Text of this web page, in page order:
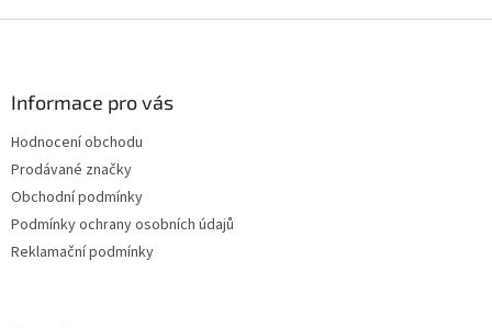
Informace pro vás
Hodnocení obchodu
Prodávané značky
Obchodní podmínky
Podmínky ochrany osobních údajů
Reklamační podmínky